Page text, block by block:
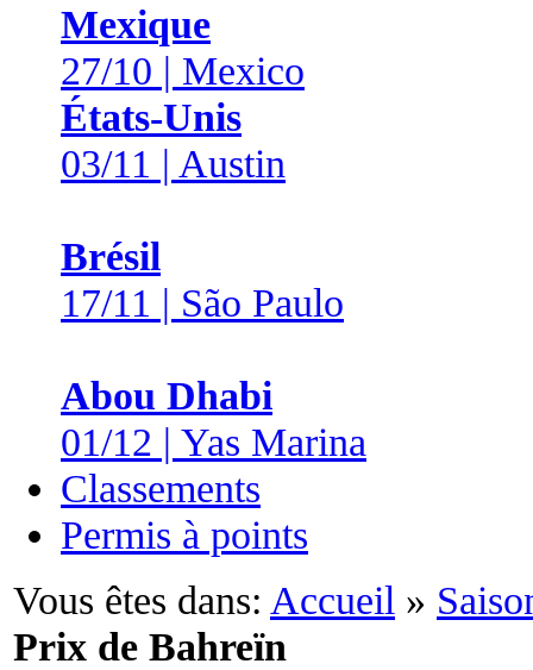
Mexique
27/10 | Mexico
États-Unis
03/11 | Austin
Brésil
17/11 | São Paulo
Abou Dhabi
01/12 | Yas Marina
Classements
Permis à points
Vous êtes dans: Accueil »
Prix de Bahreïn